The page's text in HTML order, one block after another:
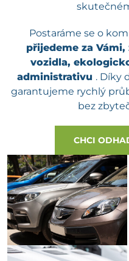
Postaráme se o
přijedeme za
vozidla,
administrativu . Díky
garantujeme rychlý
bez
CHCI